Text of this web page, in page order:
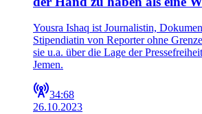
Yousra Ishaq ist Journalistin,
Stipendiatin von Reporter ohne
sie u.a. über die Lage der
Jemen.
34:68
26.10.2023